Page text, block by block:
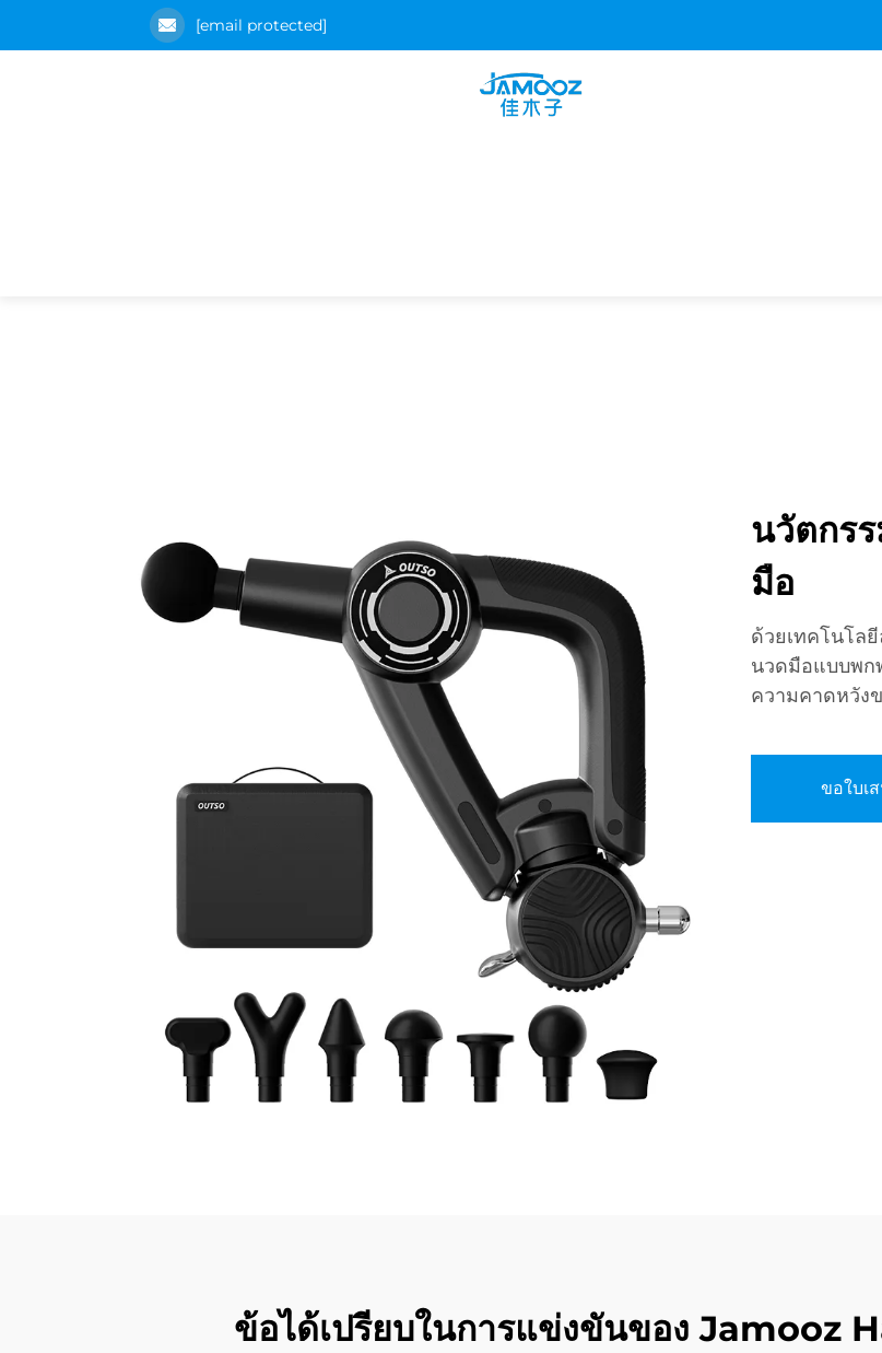
[email protected]
นวัตกร
มือ
ด้วยเทคโนโล
นวดมือแบบพก
ความคาดหวั
ขอใบเ
ข้อได้เปรียบในการแข่งขันของ Jamooz